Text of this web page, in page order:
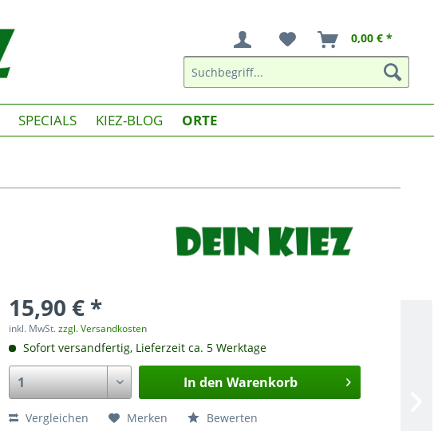
0,00 € *
SPECIALS KIEZ-BLOG ORTE
15,90 € *
inkl. MwSt.zzgl. Versandkosten
Sofort versandfertig, Lieferzeit ca. 5 Werktage
In den Warenkorb
Vergleichen Merken Bewerten